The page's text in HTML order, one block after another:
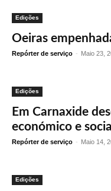
Edições
Oeiras
Repórter de serviço - Maio 23,
Edições
Em Carnaxide
económico e
Repórter de serviço - Maio 14,
Edições